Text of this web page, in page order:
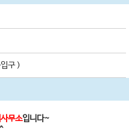
구 )
무소입니다~